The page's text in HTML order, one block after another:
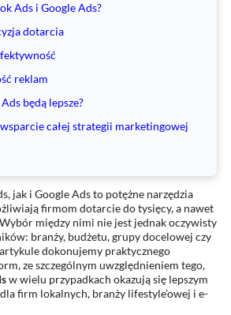
Ads i Google Ads?
dotarcia
reklam
będą lepsze?
całej strategii marketingowej
jak i Google Ads to potężne narzędzia
firmom dotarcie do tysięcy, a nawet
między nimi nie jest jednak oczywisty
branży, budżetu, grupy docelowej czy
dokonujemy praktycznego
ze szczególnym uwzględnieniem tego,
w wielu przypadkach okazują się lepszym
firm lokalnych, branży lifestyle’owej i e-